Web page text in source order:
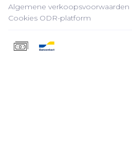
Algemene verkoopsvoorwaarden
Cookies ODR-platform